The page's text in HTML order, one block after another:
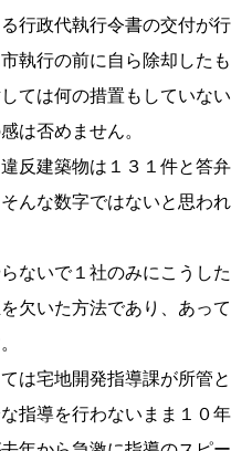
行政代執行令書の交付が行
執行の前に自ら除却したも
ては何の措置もしていない
は否めません。
反建築物は１３１件と答弁
んな数字ではないと思われ
ないで１社のみにこうした
欠いた方法であり、あって
は宅地開発指導課が所管と
指導を行わないまま１０年